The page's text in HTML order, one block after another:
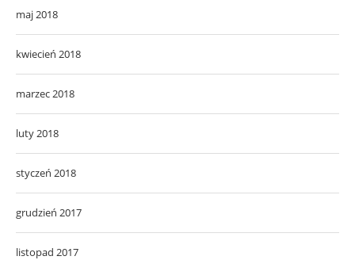
maj 2018
kwiecień 2018
marzec 2018
luty 2018
styczeń 2018
grudzień 2017
listopad 2017